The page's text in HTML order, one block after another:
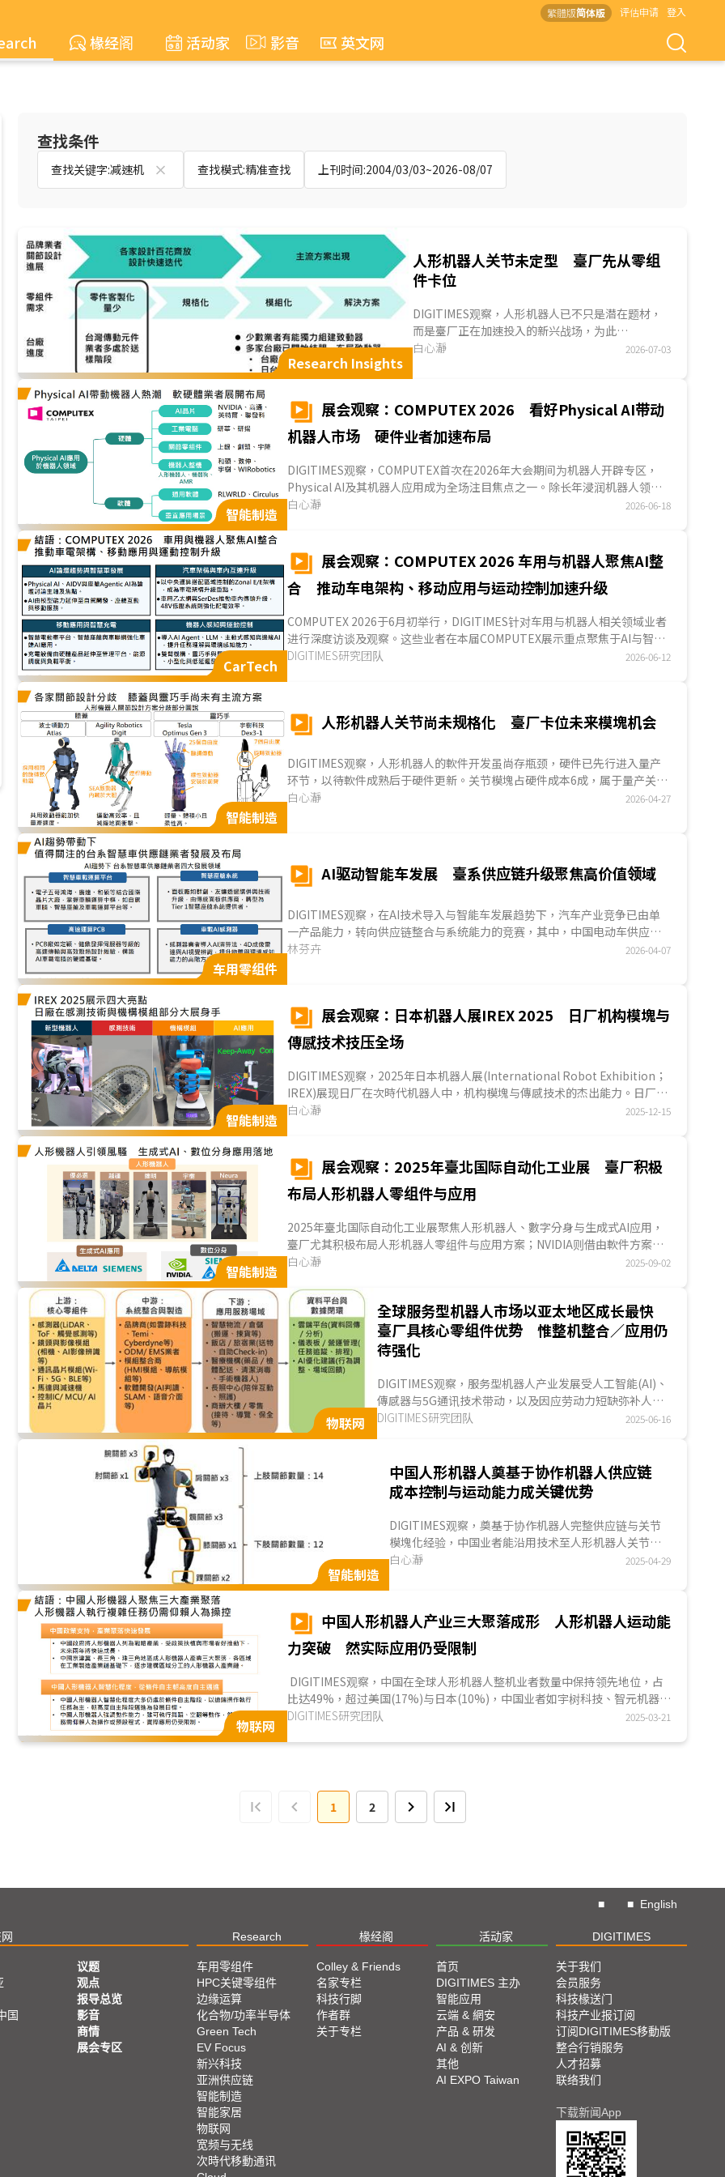
繁體版简体版 评估申请 登入
椽经阁 活动家 影音 英文网
查找条件
查找关键字:减速机 查找模式:精准查找 上刊时间:2004/03/03~2026-08/07
Research Insights
人形机器人关节未定型 臺厂先从零组
件卡位
DIGITIMES观察，人形机器人已不只是潜在题材，
而是臺厂正在加速投入的新兴战场，为此
COMPUTEX 2026首度设立机器人专区，让臺厂大
到系统整合皆可看到臺厂布局，COMPUTEX一改过
去几届只聚焦在芯片、服務器与PC的面貌，
Physical AI与机器人应用亦为展场焦点之一。...
白心瀞 2026-07-03
智能制造
展会观察：COMPUTEX 2026 看好Physical AI带动
机器人市场 硬件业者加速布局
DIGITIMES观察，COMPUTEX首次在2026年大会期间为机器人开辟专区，
Physical AI及其机器人应用成为全场注目焦点之一。除长年浸润机器人领域
的NVIDIA外，高通、英特尔与联发科等芯片大厂，也于展会期间偕生态系伙
景探寻可能的应用，显示目前Physical AI軟件层面虽尚未成熟落地，硬件业
者已抢先进入市场布局。...
白心瀞 2026-06-18
CarTech
展会观察：COMPUTEX 2026 车用与机器人聚焦AI整
合 推动车电架构、移动应用与运动控制加速升级
COMPUTEX 2026于6月初举行，DIGITIMES针对车用与机器人相关领域业者
进行深度访谈及观察。这些业者在本届COMPUTEX展示重点聚焦于AI与智能
车发展方向、汽车架构与车内互连升级、移动应用与智能充电，以及机器人
Physical AI落地方向发展。...
DIGITIMES研究团队 2026-06-12
智能制造
人形机器人关节尚未规格化 臺厂卡位未来模塊机会
DIGITIMES观察，人形机器人的軟件开发虽尚存瓶颈，硬件已先行进入量产
环节，以待軟件成熟后于硬件更新。关节模塊占硬件成本6成，属于量产关
键，然因设计复杂、各家业者方案大异，目前仍处少量且高度定制化阶段，
备技术优势，已著手为后续规格化、模塊化布局，且因地缘风险升温，有望
白心瀞 2026-04-27
车用零组件
AI驱动智能车发展 臺系供应链升级聚焦高价值领域
DIGITIMES观察，在AI技术导入与智能车发展趋势下，汽车产业竞争已由单
一产品能力，转向供应链整合与系统能力的竞赛，其中，中国电动车供应链
已于电池材料、电池制造、整车与充电服务形成完整产业聚落。相较之下，
厂已具海外出货实绩，并在AI趋势带动下，逐步切入车载运算、智能座舱、
林芬卉 2026-04-07
智能制造
展会观察：日本机器人展IREX 2025 日厂机构模塊与
傳感技术技压全场
DIGITIMES观察，2025年日本机器人展(International Robot Exhibition；
IREX)展现日厂在次時代机器人中，机构模塊与傳感技术的杰出能力。日厂在
人形机器人整机与AI应用开发较为慎重，机构件业者则积极开发人形机器人
白心瀞 2025-12-15
智能制造
展会观察：2025年臺北国际自动化工业展 臺厂积极
布局人形机器人零组件与应用
2025年臺北国际自动化工业展聚焦人形机器人、數字分身与生成式AI应用，
臺厂尤其积极布局人形机器人零组件与应用方案；NVIDIA则借由軟件方案、
运算效能与臺厂合作，扩...
白心瀞 2025-09-02
物联网
全球服务型机器人市场以亚太地区成长最快
臺厂具核心零组件优势 惟整机整合／应用仍
待强化
DIGITIMES观察，服务型机器人产业发展受人工智能(AI)、
傳感器与5G通讯技术带动，以及因应劳动力短缺弥补人力
需求缺口的趋势下，服务型机器人市场规模逐步扩大，
DIGITIMES研究团队 2025-06-16
智能制造
中国人形机器人奠基于协作机器人供应链
成本控制与运动能力成关键优势
DIGITIMES观察，奠基于协作机器人完整供应链与关节
模塊化经验，中国业者能沿用技术至人形机器人关节机
构，并专注提升运动能力与降低制造成本，形成与美系
白心瀞 2025-04-29
物联网
中国人形机器人产业三大聚落成形 人形机器人运动能
力突破 然实际应用仍受限制
DIGITIMES观察，中国在全球人形机器人整机业者数量中保持领先地位，占
比达49%，超过美国(17%)与日本(10%)，中国业者如宇树科技、智元机器
人、优必选等，已成为全球人形机器人市场的重要参与者....
DIGITIMES研究团队 2025-03-21
1 2
■ ■ English
Research 椽经阁 活动家 DIGITIMES
国
议题
观点
报导总览
影音
商情
展会专区
车用零组件
HPC关键零组件
边缘运算
化合物/功率半导体
Green Tech
EV Focus
新兴科技
亚洲供应链
智能制造
智能家居
物联网
宽频与无线
次時代移動通讯
Colley & Friends
名家专栏
科技行脚
作者群
关于专栏
首页
DIGITIMES 主办
智能应用
云端 & 網安
产品 & 研发
AI & 创新
其他
AI EXPO Taiwan
关于我们
会员服务
科技椽送门
科技产业报订阅
订阅DIGITIMES移動版
整合行销服务
人才招募
联络我们
下载新闻App